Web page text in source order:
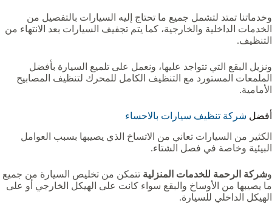
وخدماتنا تمتد لتشمل جميع ما تحتاج إليه السيارات بالتفصيل من
الخدمات الداخلية والخارجية، كما يتم تجفيف السيارات بعد الانتهاء من
التنظيف.
ونزيل البقع التي تتواجد عليها، ونعمل على تلميع السيارة بأفضل
الملمعات المستورد مع التنظيف الكامل للمحرك لتنظيف المصابيح
الأمامية.
أفضل شركة تنظيف سيارات بالاحساء
الكثير من السيارات تعاني من الاتساخ الذي يصيبها بسبب العوامل
البيئية وخاصة في فصل الشتاء.
وشركة الرحمة للخدمات المنزلية تتمكن من تخليص السيارة من جميع
ما يصيبها من الأوساخ والبقع سواء كانت على الهيكل الخارجي أو على
الهيكل الداخلي للسيارة.